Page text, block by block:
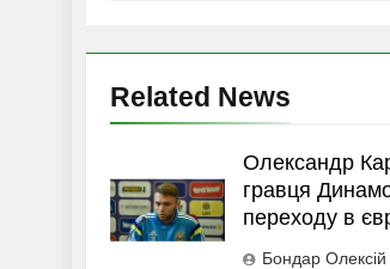
Related News
Олександр
гравця
переходу в
Бондар Олексій